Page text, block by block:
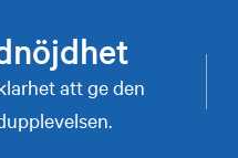
att ge den